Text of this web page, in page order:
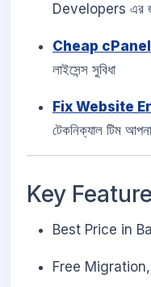
Developers এর
Cheap
লাইসেন্স সুবিধা
Fix Website
টেকনিক্যাল টিম
Key
Best Price in
Free